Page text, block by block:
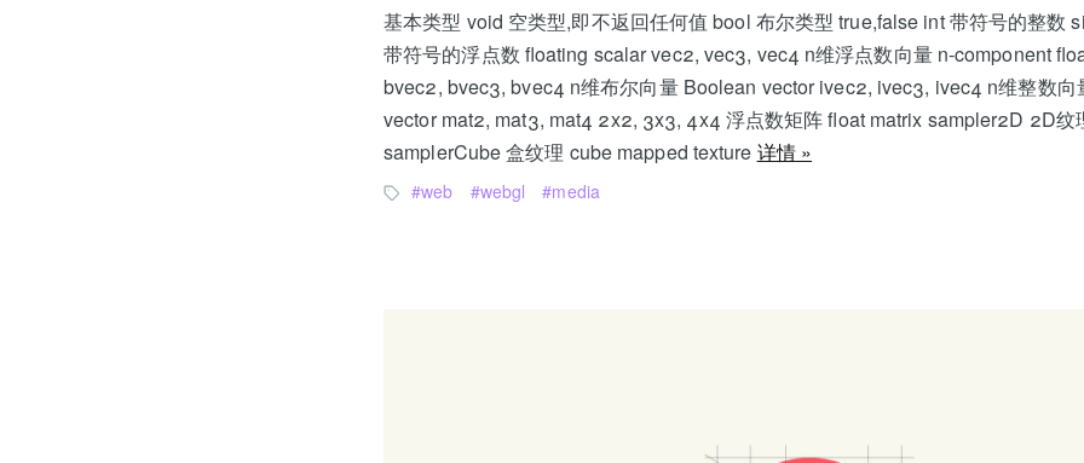
基本类型 void 空类型,即不返回任何值 bool 布尔类型 true,false int 带符号的整数
带符号的浮点数 floating scalar vec2, vec3, vec4 n维浮点数向量 n-component
bvec2, bvec3, bvec4 n维布尔向量 Boolean vector ivec2, ivec3, ivec4 n维整数向
vector mat2, mat3, mat4 2x2, 3x3, 4x4 浮点数矩阵 float matrix sampler2D 2D纹
samplerCube 盒纹理 cube mapped texture 详情 »
web webgl media